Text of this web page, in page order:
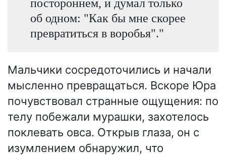
об одном: "Как бы мне скорее
превратиться в воробья"."
Мальчики сосредоточились и начали
мысленно превращаться. Вскоре Юра
почувствовал странные ощущения: по
телу побежали мурашки, захотелось
поклевать овса. Открыв глаза, он с
изумлением обнаружил, что